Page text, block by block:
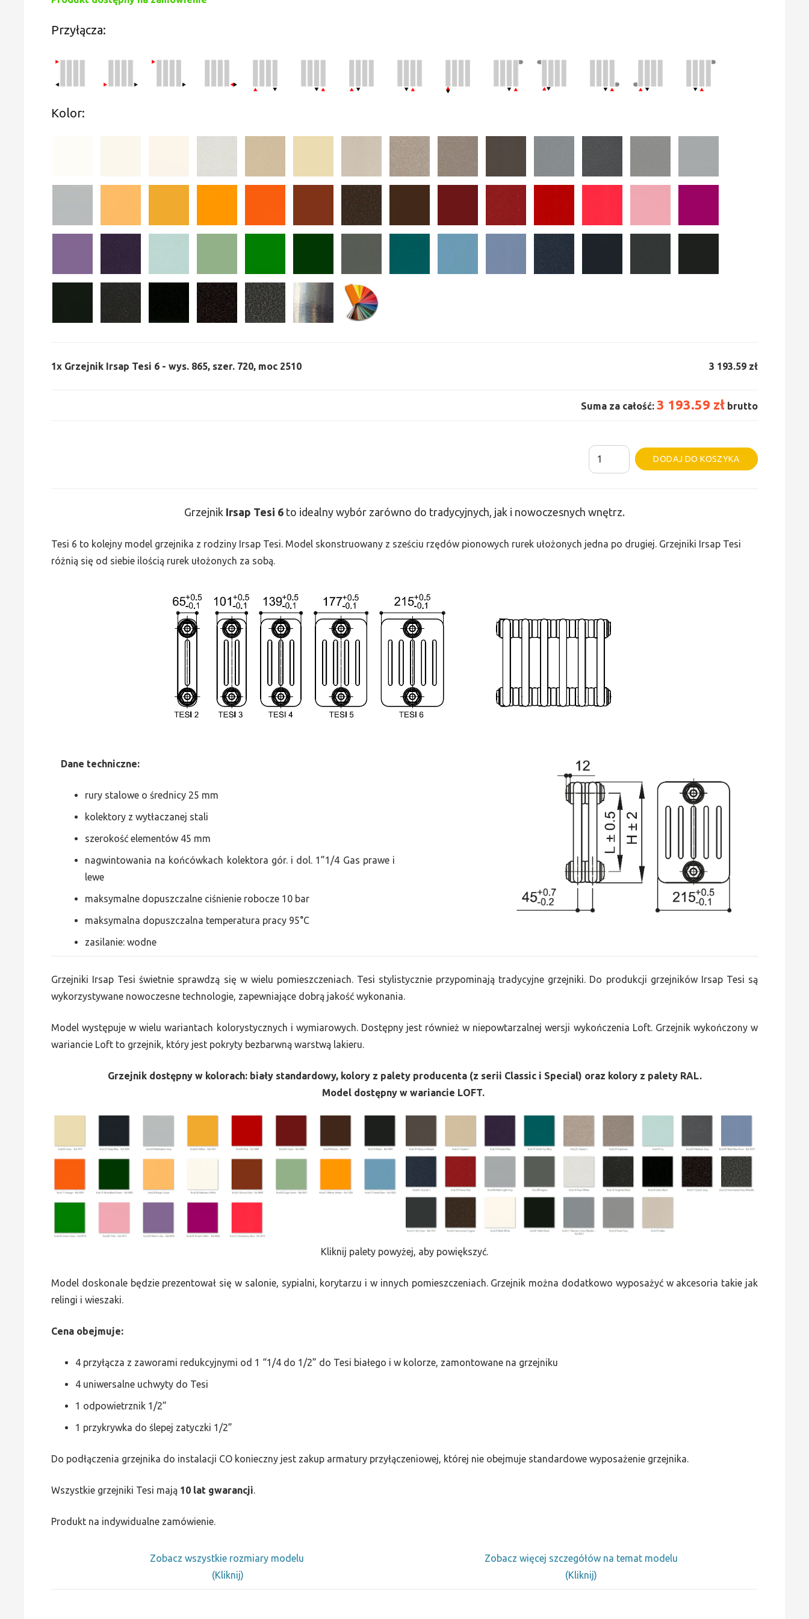
Przyłącza:
Kolor:
1x Grzejnik Irsap Tesi 6 - wys. 865, szer. 720, moc 2510 3 193.59 zł
Suma za całość: 3 193.59 zł brutto
ilość
Grzejnik
moc
2510
DODAJ DO KOSZYKA
Alternative:
Grzejnik Irsap Tesi 6 to idealny wybór zarówno do tradycyjnych, jak i nowoczesnych wnętrz.
Tesi 6 to kolejny model grzejnika z rodziny Irsap Tesi. Model skonstruowany z sześciu rzędów pionowych rurek ułożonych jedna po drugiej. Grzejniki Irsap Tesi
różnią się od siebie ilością rurek ułożonych za sobą.
Dane techniczne:
rury stalowe o średnicy 25 mm
kolektory z wytłaczanej stali
szerokość elementów 45 mm
nagwintowania na końcówkach kolektora gór. i dol. 1”1/4 Gas prawe i
lewe
maksymalne dopuszczalne ciśnienie robocze 10 bar
maksymalna dopuszczalna temperatura pracy 95°C
zasilanie: wodne
Grzejniki Irsap Tesi świetnie sprawdzą się w wielu pomieszczeniach. Tesi stylistycznie przypominają tradycyjne grzejniki. Do produkcji grzejników Irsap Tesi są
wykorzystywane nowoczesne technologie, zapewniające dobrą jakość wykonania.
Model występuje w wielu wariantach kolorystycznych i wymiarowych. Dostępny jest również w niepowtarzalnej wersji wykończenia Loft. Grzejnik wykończony w
wariancie Loft to grzejnik, który jest pokryty bezbarwną warstwą lakieru.
Grzejnik dostępny w kolorach: biały standardowy, kolory z palety producenta (z serii Classic i Special) oraz kolory z palety RAL.
Model dostępny w wariancie LOFT.
Kliknij palety powyżej, aby powiększyć.
Model doskonale będzie prezentował się w salonie, sypialni, korytarzu i w innych pomieszczeniach. Grzejnik można dodatkowo wyposażyć w akcesoria takie jak
relingi i wieszaki.
Cena obejmuje:
4 przyłącza z zaworami redukcyjnymi od 1 “1/4 do 1/2” do Tesi białego i w kolorze, zamontowane na grzejniku
4 uniwersalne uchwyty do Tesi
1 odpowietrznik 1/2”
1 przykrywka do ślepej zatyczki 1/2”
Do podłączenia grzejnika do instalacji CO konieczny jest zakup armatury przyłączeniowej, której nie obejmuje standardowe wyposażenie grzejnika.
Wszystkie grzejniki Tesi mają 10 lat gwarancji.
Produkt na indywidualne zamówienie.
Zobacz wszystkie rozmiary modelu
(Kliknij)
Zobacz więcej szczegółów na temat modelu
(Kliknij)